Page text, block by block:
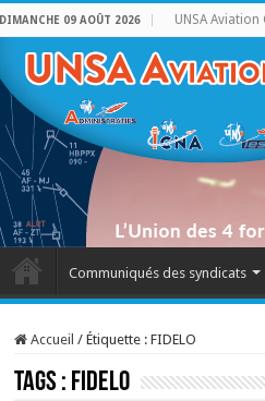
DIMANCHE 09 AOÛT 2026 UNSA Aviation
Communiqués des syndicats
Accueil / Étiquette : FIDELO
Tags : FIDELO